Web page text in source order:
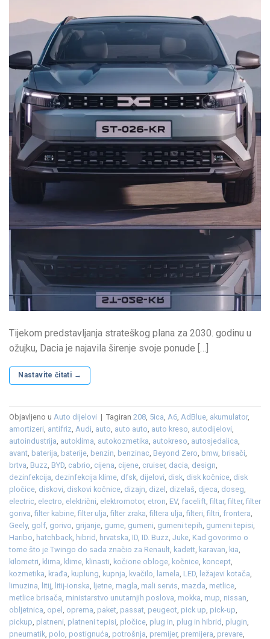
Tijekom predstavljanja strateškog plana za 2030. godinu u
ožujku, Dacia je najavila širenje svoje ponude […]
Nastavite čitati →
Objavljeno u Auto dijelovi | Tagiran 208 5ica A6 AdBlue akumulator,
amortizeri antifriz Audi auto auto auto auto kreso autodijelovi
autoindustrija autoklima autokozmetika autokreso autosjedalica
avant baterija baterije benzin benzinac Beyond Zero bmw brisači
brtva Buzz BYD cabrio cijena cijene cruiser, dacia design
dezinfekcija dezinfekcija klime dfsk dijelovi disk disk kočnice disk
pločice diskovi diskovi kočnice dizajn dizel dizelaš djeca doseg
electric electro električni elektromotor, etron EV, facelift ,filtar,filter,filter
goriva ,filter kabine ,filter ulja ,filter zraka ,filtera ulja ,filteri ,filtri frontera
Geely, golf gorivo grijanje gume gumeni gumeni tepih gumeni tepisi
Haribo hatchback hibrid hrvatska ID ID. Buzz Juke Kad govorimo o
tome što je Twingo do sada značio za Renault kadett karavan kia
kilometri klima klime klinasti kočione obloge kočnice koncept
kozmetika krađa kuplung kupnja kvačilo lamela LED ležajevi kotača
limuzina litij litij-ionska ljetne magla mali servis mazda metlice
metlice brisača ministarstvo unutarnjih poslova mokka mup nissan
obljetnica opel oprema paket passat peugeot pick up pick-up
pickup platneni platneni tepisi pločice plug in plug in hibrid plugin
pneumatik polo postignuća potrošnja premijer, premijera prevare